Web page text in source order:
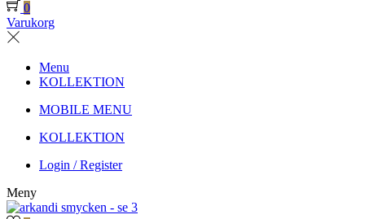
0
Varukorg
Menu
KOLLEKTION
MOBILE MENU
KOLLEKTION
Login / Register
Meny